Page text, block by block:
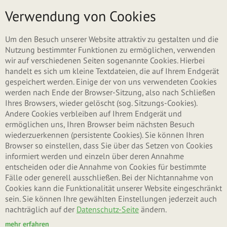
Menü
Verwendung von Cookies
Um den Besuch unserer Website attraktiv zu gestalten und die
Nutzung bestimmter Funktionen zu ermöglichen, verwenden
wir auf verschiedenen Seiten sogenannte Cookies. Hierbei
handelt es sich um kleine Textdateien, die auf Ihrem Endgerät
gespeichert werden. Einige der von uns verwendeten Cookies
werden nach Ende der Browser-Sitzung, also nach Schließen
Ihres Browsers, wieder gelöscht (sog. Sitzungs-Cookies).
Andere Cookies verbleiben auf Ihrem Endgerät und
ermöglichen uns, Ihren Browser beim nächsten Besuch
wiederzuerkennen (persistente Cookies). Sie können Ihren
Browser so einstellen, dass Sie über das Setzen von Cookies
informiert werden und einzeln über deren Annahme
entscheiden oder die Annahme von Cookies für bestimmte
Fälle oder generell ausschließen. Bei der Nichtannahme von
Cookies kann die Funktionalität unserer Website eingeschränkt
sein. Sie können Ihre gewählten Einstellungen jederzeit auch
nachträglich auf der Datenschutz-Seite ändern.
mehr erfahren